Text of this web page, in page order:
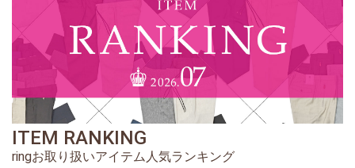
ITEM RANKING
ringお取り扱いアイテム人気ランキング